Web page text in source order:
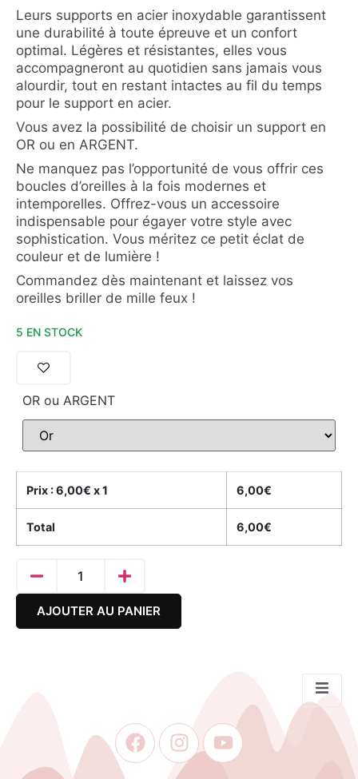
Leurs supports en acier inoxydable garantissent
une durabilité à toute épreuve et un confort
optimal. Légères et résistantes, elles vous
accompagneront au quotidien sans jamais vous
alourdir, tout en restant intactes au fil du temps
pour le support en acier.
Vous avez la possibilité de choisir un support en
OR ou en ARGENT.
Ne manquez pas l’opportunité de vous offrir ces
boucles d’oreilles à la fois modernes et
intemporelles. Offrez-vous un accessoire
indispensable pour égayer votre style avec
sophistication. Vous méritez ce petit éclat de
couleur et de lumière !
Commandez dès maintenant et laissez vos
oreilles briller de mille feux !
5 EN STOCK
OR ou ARGENT
Prix :6,00€ x 1 6,00€
Total 6,00€
AJOUTER AU PANIER